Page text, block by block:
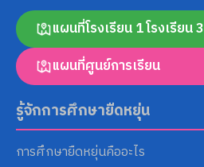
Search
for:
แผนที่โรงเรียน 1 โรงเรียน
แผนที่ศูนย์การเรียน
รู้จักการศึกษายืดหยุ่น
การศึกษายืดหยุ่นคืออะไร